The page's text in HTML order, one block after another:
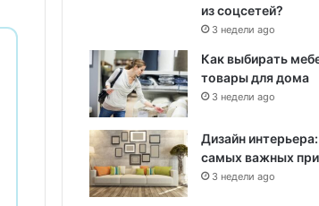
из соцсетей?
3 недели ago
Как выбирать
товары для дома
3 недели ago
Дизайн
самых важных
3 недели ago